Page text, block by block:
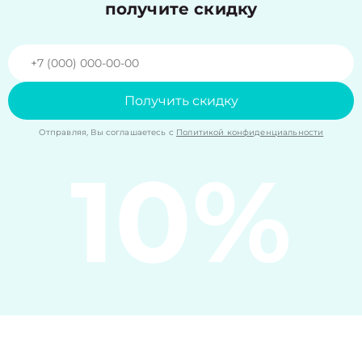
получите скидку
Получить скидку
Отправляя, Вы соглашаетесь с Политикой конфиденциальности
10%